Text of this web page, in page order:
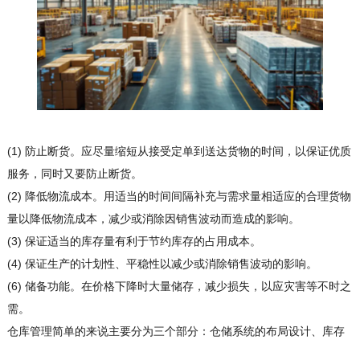
(1) 防止断货。应尽量缩短从接受定单到送达货物的时间，以保证优质
服务，同时又要防止断货。
(2) 降低物流成本。用适当的时间间隔补充与需求量相适应的合理货物
量以降低物流成本，减少或消除因销售波动而造成的影响。
(3) 保证适当的库存量有利于节约库存的占用成本。
(4) 保证生产的计划性、平稳性以减少或消除销售波动的影响。
(6) 储备功能。在价格下降时大量储存，减少损失，以应灾害等不时之
需。
仓库管理简单的来说主要分为三个部分：仓储系统的布局设计、库存